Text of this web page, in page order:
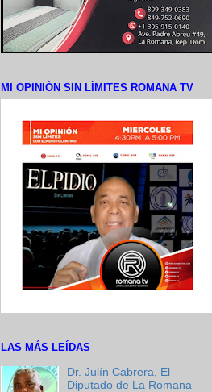
MI OPINIÓN SIN LÍMITES ROMANA TV
LAS MÁS LEÍDAS
Dr. Julín Cabrera, El
Diputado de La Romana